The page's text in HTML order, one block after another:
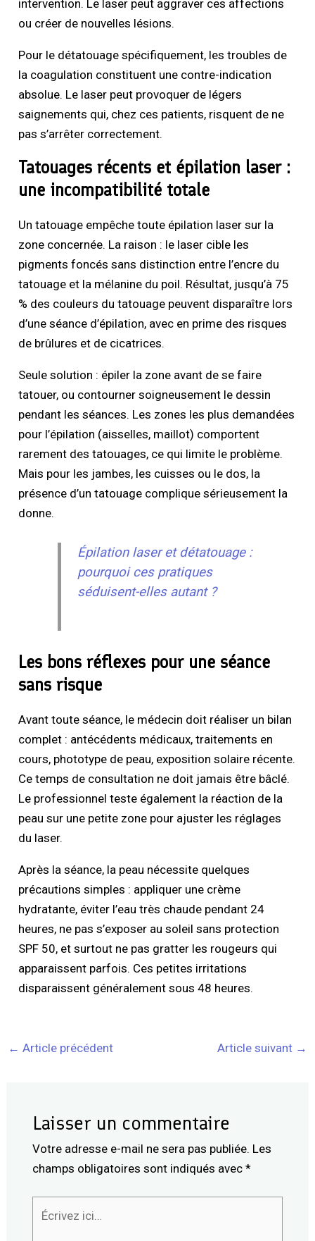
intervention. Le laser peut aggraver ces affections
ou créer de nouvelles lésions.
Pour le détatouage spécifiquement, les troubles de
la coagulation constituent une contre-indication
absolue. Le laser peut provoquer de légers
saignements qui, chez ces patients, risquent de ne
pas s’arrêter correctement.
Tatouages récents et épilation laser :
une incompatibilité totale
Un tatouage empêche toute épilation laser sur la
zone concernée. La raison : le laser cible les
pigments foncés sans distinction entre l’encre du
tatouage et la mélanine du poil. Résultat, jusqu’à 75
% des couleurs du tatouage peuvent disparaître lors
d’une séance d’épilation, avec en prime des risques
de brûlures et de cicatrices.
Seule solution : épiler la zone avant de se faire
tatouer, ou contourner soigneusement le dessin
pendant les séances. Les zones les plus demandées
pour l’épilation (aisselles, maillot) comportent
rarement des tatouages, ce qui limite le problème.
Mais pour les jambes, les cuisses ou le dos, la
présence d’un tatouage complique sérieusement la
donne.
Épilation laser et détatouage :
pourquoi ces pratiques
séduisent-elles autant ?
Les bons réflexes pour une séance
sans risque
Avant toute séance, le médecin doit réaliser un bilan
complet : antécédents médicaux, traitements en
cours, phototype de peau, exposition solaire récente.
Ce temps de consultation ne doit jamais être bâclé.
Le professionnel teste également la réaction de la
peau sur une petite zone pour ajuster les réglages
du laser.
Après la séance, la peau nécessite quelques
précautions simples : appliquer une crème
hydratante, éviter l’eau très chaude pendant 24
heures, ne pas s’exposer au soleil sans protection
SPF 50, et surtout ne pas gratter les rougeurs qui
apparaissent parfois. Ces petites irritations
disparaissent généralement sous 48 heures.
← Article précédent Article suivant →
Laisser un commentaire
Votre adresse e-mail ne sera pas publiée. Les
champs obligatoires sont indiqués avec *